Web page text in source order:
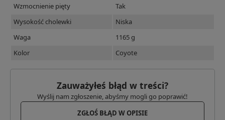
Wzmocnienie pięty
Tak
Wysokość cholewki
Niska
Waga
1165 g
Kolor
Coyote
Zauważyłeś błąd w treści?
Wyślij nam zgłoszenie, abyśmy mogli go poprawić!
ZGŁOŚ BŁĄD W OPISIE